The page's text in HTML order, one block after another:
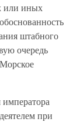
или иных
штабного
очередь
при